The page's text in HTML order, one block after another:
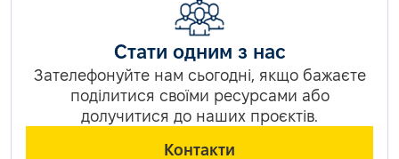
Стати одним з нас
Зателефонуйте нам сьогодні, якщо бажаєте
поділитися своїми ресурсами або
долучитися до наших проєктів.
Контакти